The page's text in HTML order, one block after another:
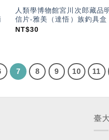
人類學博物館宮川次郎藏品
信片-雅美（達悟）族釣具盒
NT$30
7 8 9 10 11
臺